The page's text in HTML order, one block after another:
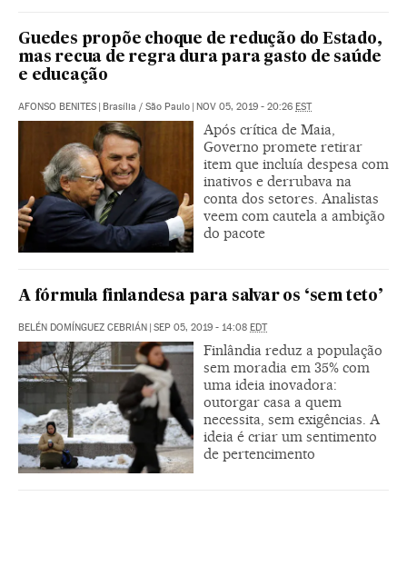
Guedes propõe choque de redução do Estado,
mas recua de regra dura para gasto de saúde
e educação
AFONSO BENITES | Brasília / São Paulo | NOV 05, 2019 - 20:26 EST
Após crítica de Maia,
Governo promete retirar
item que incluía despesa com
inativos e derrubava na
conta dos setores. Analistas
veem com cautela a ambição
do pacote
A fórmula finlandesa para salvar os ‘sem teto’
BELÉN DOMÍNGUEZ CEBRIÁN | SEP 05, 2019 - 14:08 EDT
Finlândia reduz a população
sem moradia em 35% com
uma ideia inovadora:
outorgar casa a quem
necessita, sem exigências. A
ideia é criar um sentimento
de pertencimento